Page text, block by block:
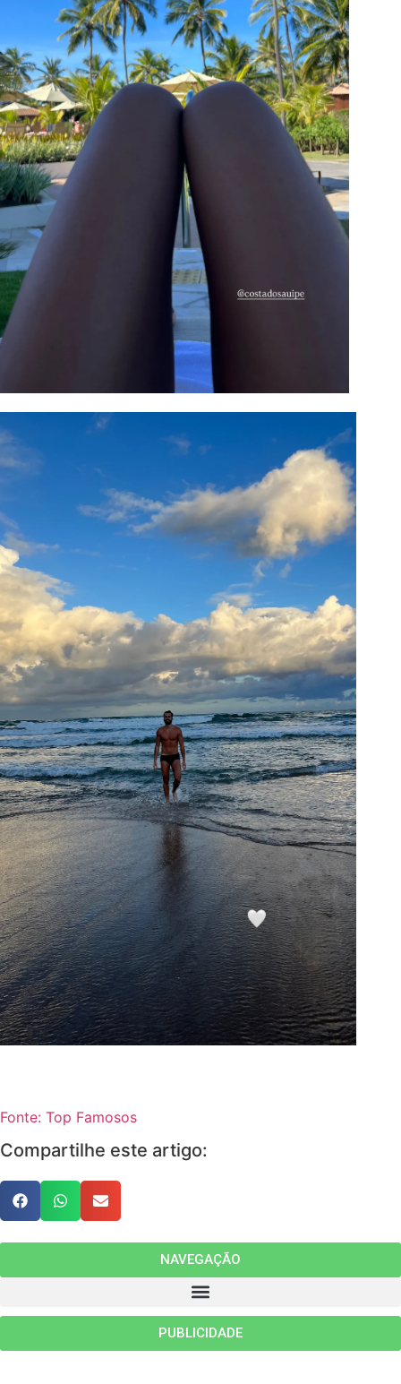
Fonte: Top Famosos
Compartilhe este artigo:
NAVEGAÇÃO
PUBLICIDADE